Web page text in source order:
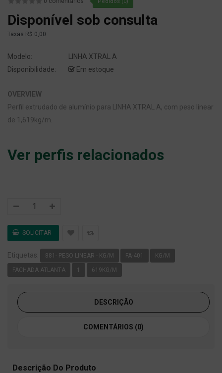
Pedidos (0)
Disponível sob consulta
Taxas R$ 0,00
Modelo:
LINHA XTRAL A
Disponibilidade:
Em estoque
OVERVIEW
Perfil extrudado de alumínio para LINHA XTRAL A, com peso linear
de 1,619kg/m.
Ver perfis relacionados
Etiquetas: 881- PESO LINEAR - KG/M FA-401 KG/M
FACHADA ATLANTA 1 619KG/M
DESCRIÇÃO
COMENTÁRIOS (0)
Descrição Do Produto